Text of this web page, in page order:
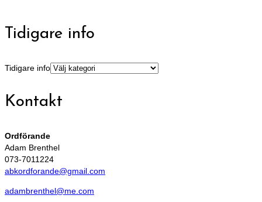
Tidigare info
Tidigare info
Kontakt
Ordförande
Adam Brenthel
073-7011224
abkordforande@gmail.com
adambrenthel@me.com